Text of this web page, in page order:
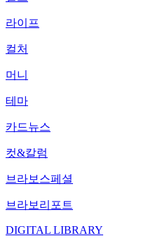
라이프
컬처
머니
테마
카드뉴스
컷&칼럼
브라보스페셜
브라보리포트
DIGITAL LIBRARY